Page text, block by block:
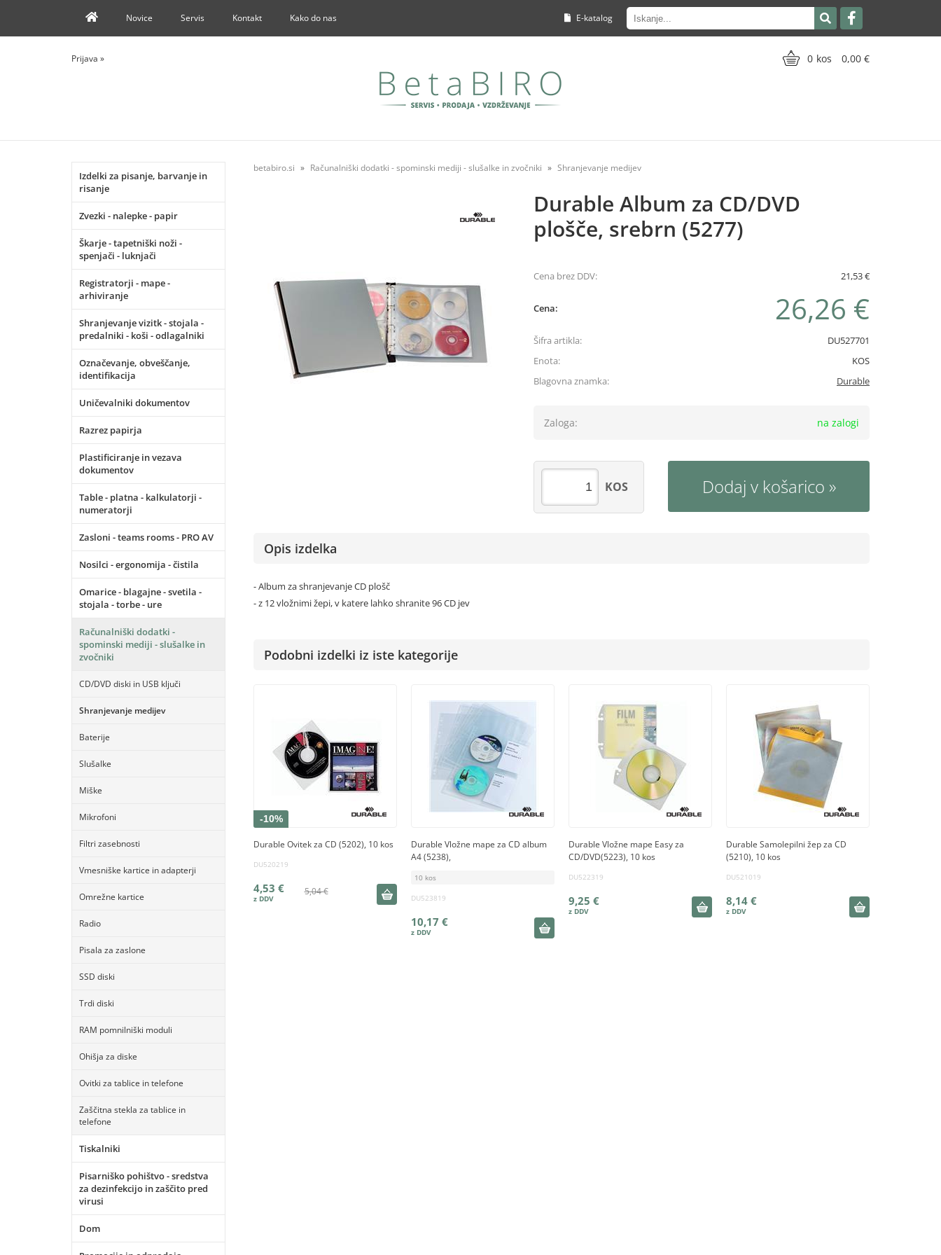
E-katalog
Novice Servis Kontakt Kako do nas
0 0,00
Prijava »
Izdelki za pisanje, barvanje in
risanje
Zvezki - nalepke - papir
Škarje - tapetniški noži -
spenjači - luknjači
Registratorji - mape -
arhiviranje
Shranjevanje vizitk - stojala -
predalniki - koši - odlagalniki
Označevanje, obveščanje,
identifikacija
Uničevalniki dokumentov
Razrez papirja
Plastificiranje in vezava
dokumentov
Table - platna - kalkulatorji -
numeratorji
Zasloni - teams rooms - PRO AV
Nosilci - ergonomija - čistila
Omarice - blagajne - svetila -
stojala - torbe - ure
Računalniški dodatki -
spominski mediji - slušalke in
zvočniki
CD/DVD diski in USB ključi
Shranjevanje medijev
Baterije
Slušalke
Miške
Mikrofoni
Filtri zasebnosti
Vmesniške kartice in adapterji
Omrežne kartice
Radio
Pisala za zaslone
SSD diski
Trdi diski
RAM pomnilniški moduli
Ohišja za diske
Ovitki za tablice in telefone
Zaščitna stekla za tablice in
telefone
Tiskalniki
Pisarniško pohištvo - sredstva
za dezinfekcijo in zaščito pred
virusi
Dom
betabiro.si Računalniški dodatki - spominski mediji - slušalke in zvočniki Shranjevanje medijev
Durable Album za CD/DVD
plošče, srebrn (5277)
Cena brez DDV: 21,53 €
Cena: 26,26 €
Šifra artikla:
DU527701
Enota:
KOS
Blagovna znamka:
Durable
Zaloga: na zalogi
Dodaj v košarico
KOS
Opis izdelka
- Album za shranjevanje CD plošč
- z 12 vložnimi žepi, v katere lahko shranite 96 CD jev
Podobni izdelki iz iste kategorije
-10%
Durable Ovitek za CD (5202), 10 kos
DU520219
5,04 €
4,53 €
Durable Vložne mape za CD album
A4 (5238),
10 kos
DU523819
10,17 €
Durable Vložne mape Easy za
CD/DVD(5223), 10 kos
DU522319
9,25 €
Durable Samolepilni žep za CD
(5210), 10 kos
DU521019
8,14 €